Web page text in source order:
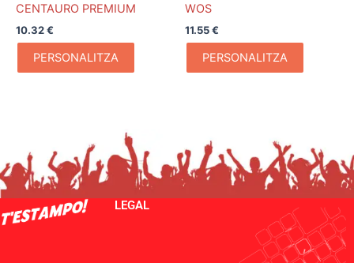
CENTAURO PREMIUM
10.32€
PERSONALITZA
WOS
11.55€
PERSONALITZA
LEGAL